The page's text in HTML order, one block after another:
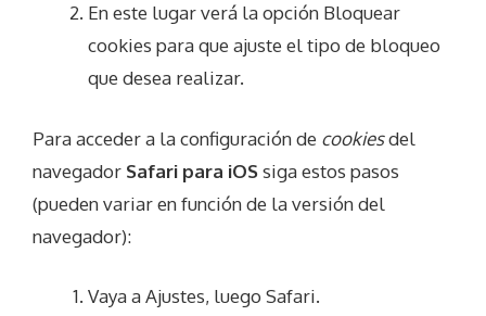
En este lugar verá la opción Bloquear
cookies para que ajuste el tipo de bloqueo
que desea realizar.
Para acceder a la configuración de cookiesdel
navegador Safari para iOSsiga estos pasos
(pueden variar en función de la versión del
navegador):
Vaya a Ajustes, luego Safari.